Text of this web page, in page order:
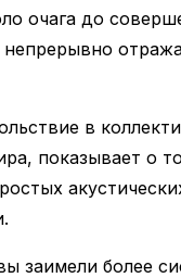
очага до
в
показывает о
заимели более